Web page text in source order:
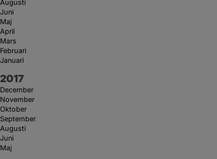
Augusti
Juni
Maj
April
Mars
Februari
Januari
År:
2017
December
November
Oktober
September
Augusti
Juni
Maj